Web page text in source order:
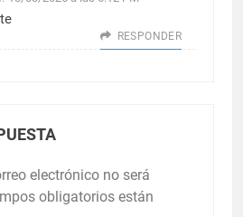
RESPONDER
electrónico no será
obligatorios están